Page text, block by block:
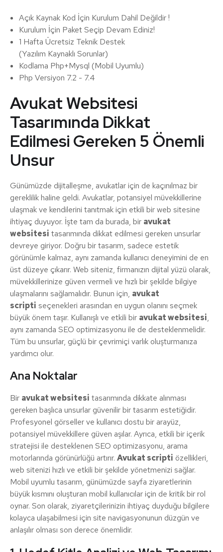
Açık Kaynak Kod İçin Kurulum Dahil Değildir !
Kurulum İçin Paket Seçip Devam Ediniz!
1 Hafta Ücretsiz Teknik Destek
(Yazılım Kaynaklı Sorunlar)
Kodlama Php+Mysql (Mobil Uyumlu)
Php Versiyon 7.2 - 7.4
Avukat Websitesi
Tasarımında Dikkat
Edilmesi Gereken 5 Önemli
Unsur
Günümüzde dijitalleşme, avukatlar için de kaçınılmaz bir
gereklilik haline geldi. Avukatlar, potansiyel müvekkillerine
ulaşmak ve kendilerini tanıtmak için etkili bir web sitesine
ihtiyaç duyuyor. İşte tam da burada, bir avukat
websitesi tasarımında dikkat edilmesi gereken unsurlar
devreye giriyor. Doğru bir tasarım, sadece estetik
görünümle kalmaz, aynı zamanda kullanıcı deneyimini de en
üst düzeye çıkarır. Web siteniz, firmanızın dijital yüzü olarak,
müvekkillerinize güven vermeli ve hızlı bir şekilde bilgiye
ulaşmalarını sağlamalıdır. Bunun için, avukat
scripti seçenekleri arasından en uygun olanını seçmek
büyük önem taşır. Kullanışlı ve etkili bir avukat websitesi,
aynı zamanda SEO optimizasyonu ile de desteklenmelidir.
Tüm bu unsurlar, güçlü bir çevrimiçi varlık oluşturmanıza
yardımcı olur.
Ana Noktalar
Bir avukat websitesi tasarımında dikkate alınması
gereken başlıca unsurlar güvenilir bir tasarım estetiğidir.
Profesyonel görseller ve kullanıcı dostu bir arayüz,
potansiyel müvekkillere güven aşılar. Ayrıca, etkili bir içerik
stratejisi ile desteklenen SEO optimizasyonu, arama
motorlarında görünürlüğü artırır. Avukat scripti özellikleri,
web sitenizi hızlı ve etkili bir şekilde yönetmenizi sağlar.
Mobil uyumlu tasarım, günümüzde sayfa ziyaretlerinin
büyük kısmını oluşturan mobil kullanıcılar için de kritik bir rol
oynar. Son olarak, ziyaretçilerinizin ihtiyaç duyduğu bilgilere
kolayca ulaşabilmesi için site navigasyonunun düzgün ve
anlaşılır olması son derece önemlidir.